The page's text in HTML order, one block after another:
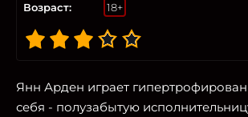
Возраст:
18+
Янн Арден играет
себя - полузабытую